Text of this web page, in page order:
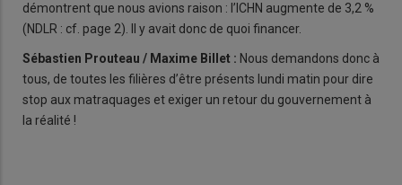
démontrent que nous avions raison : l’ICHN augmente de 3,2 %
(NDLR : cf. page 2). Il y avait donc de quoi financer.
Sébastien Prouteau / Maxime Billet : Nous demandons donc à
tous, de toutes les filières d’être présents lundi matin pour dire
stop aux matraquages et exiger un retour du gouvernement à
la réalité !